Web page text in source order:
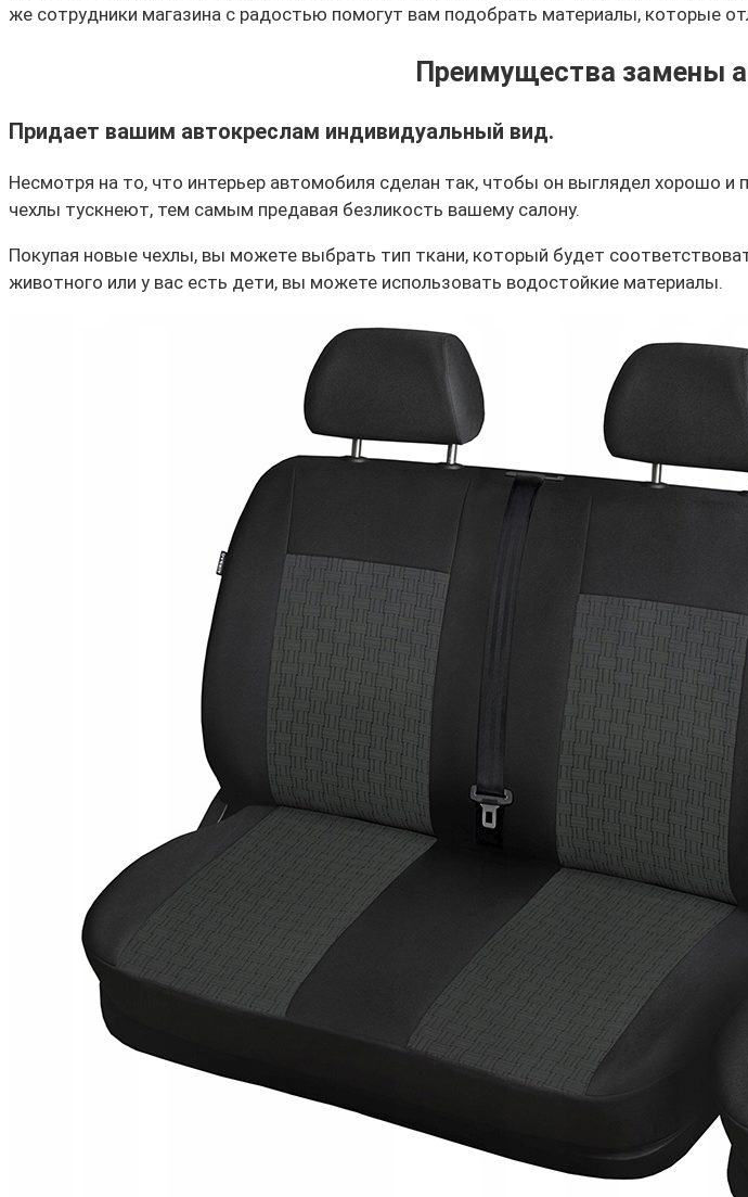
же сотрудники магазина с радостью помогут вам подобрать материалы, которые
Преимущества замены
Придает вашим автокреслам индивидуальный вид.
Несмотря на то, что интерьер автомобиля сделан так, чтобы он выглядел хорошо
чехлы тускнеют, тем самым предавая безликость вашему салону.
Покупая новые чехлы, вы можете выбрать тип ткани, который будет
животного или у вас есть дети, вы можете использовать водостойкие материалы.